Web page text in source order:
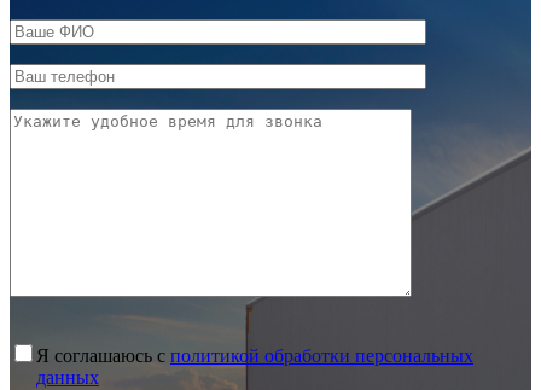
Я соглашаюсь с политикой обработки персональных
данных